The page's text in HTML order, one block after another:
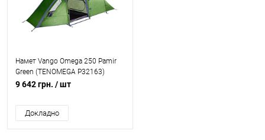
Намет Vango Omega 250 Pamir
Green (TENOMEGA P32163)
9 642 грн. / шт
Докладно